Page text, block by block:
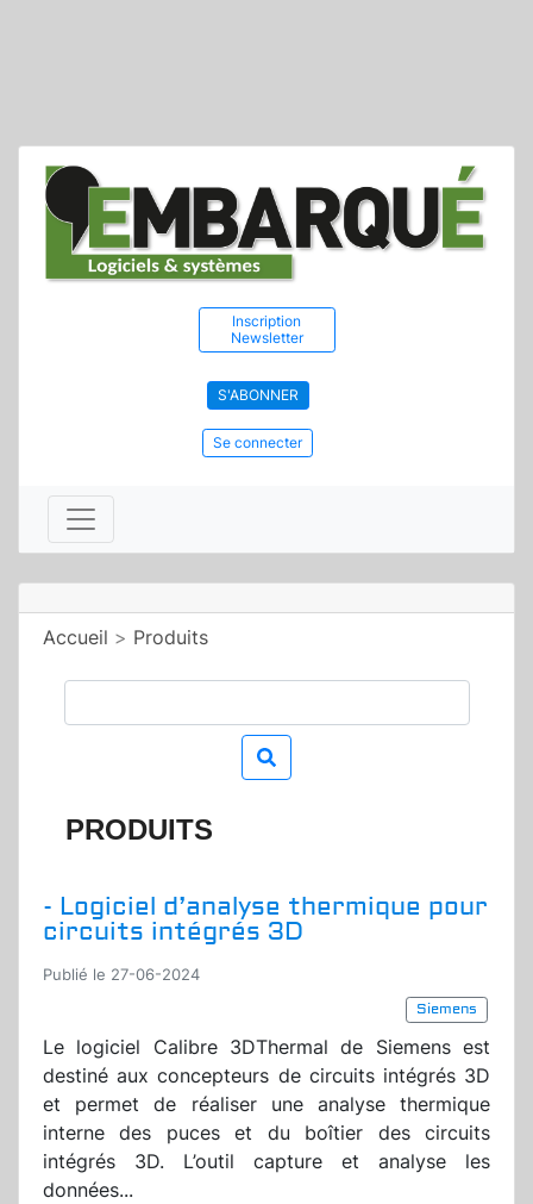
Inscription
Newsletter
S'ABONNER
Se connecter
Accueil > Produits
PRODUITS
- Logiciel d’analyse thermique pour
circuits intégrés 3D
Publié le 27-06-2024
Siemens
Le logiciel Calibre 3DThermal de Siemens est
destiné aux concepteurs de circuits intégrés 3D
et permet de réaliser une analyse thermique
interne des puces et du boîtier des circuits
intégrés 3D. L’outil capture et analyse les
données...